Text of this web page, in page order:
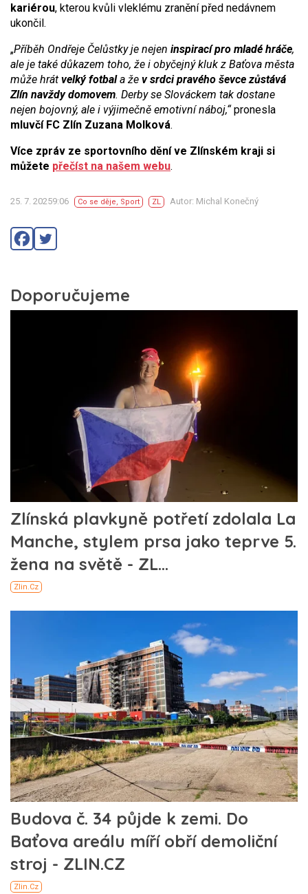
kariérou, kterou kvůli vleklému zranění před nedávnem
ukončil.
„Příběh Ondřeje Čelůstky je nejen inspirací pro mladé hráče,
ale je také důkazem toho, že i obyčejný kluk z Baťova města
může hrát velký fotbala že v srdci pravého ševce zůstává
Zlín navždy domovem. Derby se Slováckem tak dostane
nejen bojovný, ale i výjimečně emotivní náboj,“pronesla
mluvčí FC Zlín Zuzana Molková.
Více zpráv ze sportovního dění ve Zlínském kraji si
můžete přečíst na našem webu.
25. 7. 20259:06 Co se děje, Sport ZL Autor: Michal Konečný